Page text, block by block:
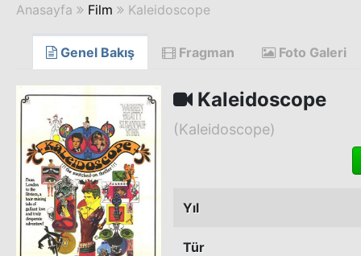
Anasayfa Film Kaleidoscope
Genel Bakış Fragman Foto Galeri
Kaleidoscope
(Kaleidoscope)
Yıl
Tür